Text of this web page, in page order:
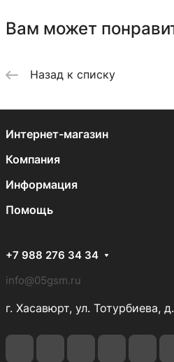
Вам может
Назад к списку
Интернет-магазин
Компания
Информация
Помощь
+7 988 276 34 34
info@05gsm.ru
г. Хасавюрт, ул. Тотурбиева,